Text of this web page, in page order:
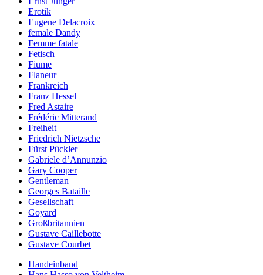
Erotik
Eugene Delacroix
female Dandy
Femme fatale
Fetisch
Fiume
Flaneur
Frankreich
Franz Hessel
Fred Astaire
Frédéric Mitterand
Freiheit
Friedrich Nietzsche
Fürst Pückler
Gabriele d’Annunzio
Gary Cooper
Gentleman
Georges Bataille
Gesellschaft
Goyard
Großbritannien
Gustave Caillebotte
Gustave Courbet
Handeinband